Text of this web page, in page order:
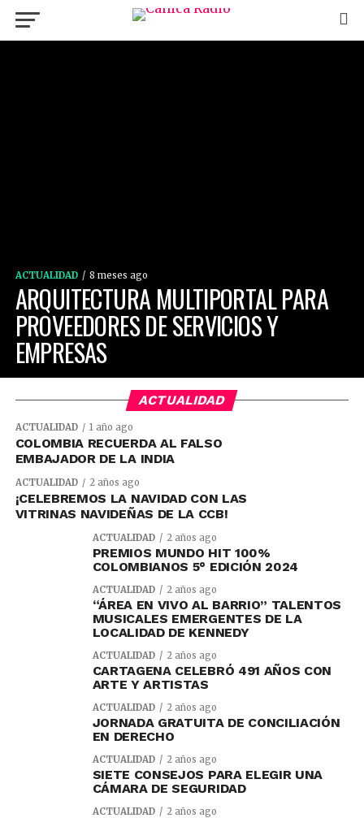
ACTUALIDAD 8 meses ago
ARQUITECTURA MULTIPORTAL PARA
PROVEEDORES DE SERVICIOS Y
EMPRESAS
ACTUALIDAD
ACTUALIDAD 1 año ago
COLOMBIA RECUERDA AL FALSO
EMBAJADOR DE LA INDIA
ACTUALIDAD 2 años ago
¡CELEBREMOS LA NAVIDAD CON LAS
VITRINAS NAVIDEÑAS DE LA CCB!
ACTUALIDAD 2 años ago
PREMIOS MUNDO HIT 100%
COLOMBIANOS 5° EDICIÓN 2024
ACTUALIDAD 2 años ago
“ÁREA EN VIVO AL BARRIO” TALENTOS
MUSICALES EMERGENTES DE LA
LOCALIDAD DE KENNEDY
ACTUALIDAD 2 años ago
CARTAGENA CELEBRÓ 491 AÑOS CON
ARTE Y ARTISTAS
ACTUALIDAD 2 años ago
JORNADA GRATUITA DE CONCILIACIÓN
EN DERECHO
ACTUALIDAD 2 años ago
SIETE CONSEJOS PARA ELEGIR UNA
CÁMARA DE SEGURIDAD
ACTUALIDAD 2 años ago